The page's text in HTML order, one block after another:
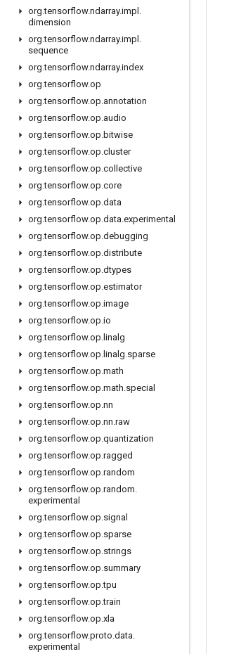
org.tensorflow.ndarray.impl .
dimension
org.tensorflow.ndarray.impl .
sequence
org.tensorflow.ndarray.index
org.tensorflow.op
org.tensorflow.op.annotation
org.tensorflow.op.audio
org.tensorflow.op.bitwise
org.tensorflow.op.cluster
org.tensorflow.op.collective
org.tensorflow.op.core
org.tensorflow.op.data
org.tensorflow.op.data.experimental
org.tensorflow.op.debugging
org.tensorflow.op.distribute
org.tensorflow.op.dtypes
org.tensorflow.op.estimator
org.tensorflow.op.image
org.tensorflow.op.io
org.tensorflow.op. linalg
org.tensorflow.op. linalg.sparse
org.tensorflow.op.math
org.tensorflow.op.math.special
org.tensorflow.op.nn
org.tensorflow.op.nn.raw
org.tensorflow.op.quantization
org.tensorflow.op.ragged
org.tensorflow.op.random
org.tensorflow.op.random.
experimental
org.tensorflow.op.signal
org.tensorflow.op.sparse
org.tensorflow.op.strings
org.tensorflow.op.summary
org.tensorflow.op.tpu
org.tensorflow.op.train
org.tensorflow.op.xla
org.tensorflow.proto.data.
experimental